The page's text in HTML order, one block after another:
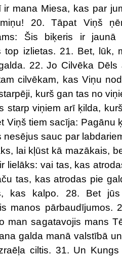
mana Miesa, kas par
20. Tāpat Viņš
Šis biķeris ir jaunā
izlietas. 21. Bet, lūk,
22. Jo Cilvēka Dēls
cilvēkam, kas Viņu
kurš gan tas no
starp viņiem arī ķilda,
Viņš tiem sacīja: Pagānu
sauc par
lai kļūst kā mazākais,
lielāks: vai tas, kas
tas, kas atrodas pie
kas kalpo. 28. Bet
manos pārbaudījumos.
man sagatavojis mans
galda manā valstībā
ciltis. 31. Un